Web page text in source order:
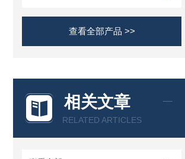
查看全部产品 >>
相关文章
RELATED ARTICLES